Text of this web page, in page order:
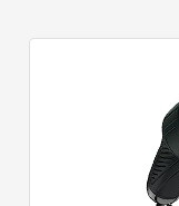
Capacité de
kW. Câble de
Compatible
permettant
sur vos factures
vos panneaux